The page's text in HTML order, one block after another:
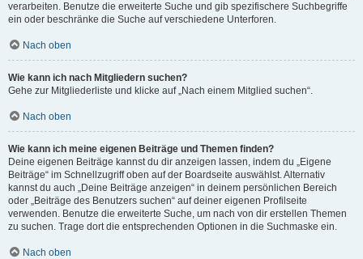
verarbeiten. Benutze die erweiterte Suche und gib spezifischere Suchbegriffe
ein oder beschränke die Suche auf verschiedene Unterforen.
Nach oben
Wie kann ich nach Mitgliedern suchen?
Gehe zur Mitgliederliste und klicke auf „Nach einem Mitglied suchen“.
Nach oben
Wie kann ich meine eigenen Beiträge und Themen finden?
Deine eigenen Beiträge kannst du dir anzeigen lassen, indem du „Eigene
Beiträge“ im Schnellzugriff oben auf der Boardseite auswählst. Alternativ
kannst du auch „Deine Beiträge anzeigen“ in deinem persönlichen Bereich
oder „Beiträge des Benutzers suchen“ auf deiner eigenen Profilseite
verwenden. Benutze die erweiterte Suche, um nach von dir erstellen Themen
zu suchen. Trage dort die entsprechenden Optionen in die Suchmaske ein.
Nach oben